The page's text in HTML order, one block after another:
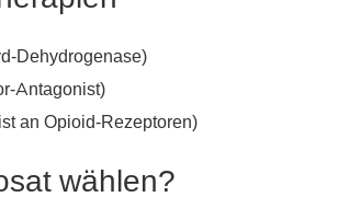
Dehydrogenase)
Antagonist)
an Opioid-Rezeptoren)
wählen?